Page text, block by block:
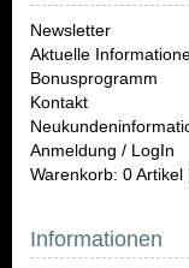
Newsletter
Aktuelle
Bonusprogramm
Kontakt
Anmeldung / LogIn
Warenkorb: 0 Artikel
Informationen